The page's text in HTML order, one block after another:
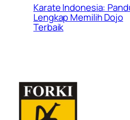
Karate Indonesia:
Lengkap Memilih Dojo
Terbaik